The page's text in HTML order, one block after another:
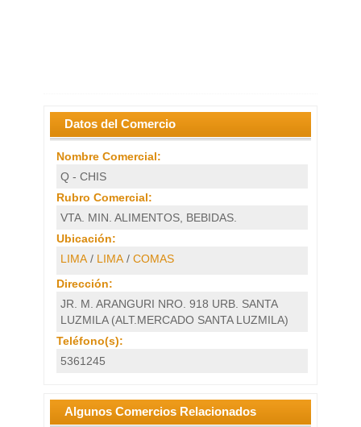
Datos del Comercio
Nombre Comercial:
Q - CHIS
Rubro Comercial:
VTA. MIN. ALIMENTOS, BEBIDAS.
Ubicación:
LIMA/ LIMA/ COMAS
Dirección:
JR. M. ARANGURI NRO. 918 URB. SANTA
LUZMILA (ALT.MERCADO SANTA LUZMILA)
Teléfono(s):
5361245
Algunos Comercios Relacionados